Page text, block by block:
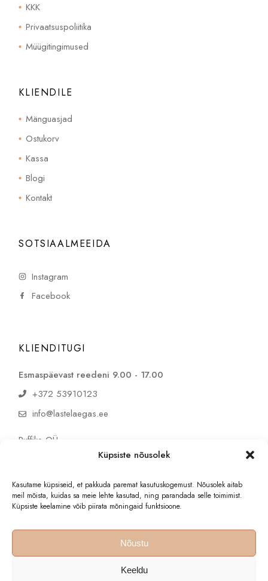
Küpsiste nõusolek
Kasutame küpsiseid, et pakkuda paremat kasutuskogemust. Nõusolek aitab
meil mõista, kuidas sa meie lehte kasutad, ning parandada selle toimimist.
Küpsiste keelamine võib piirata mõningaid funktsioone.
Nõustu
Keeldu
KKK
Privaatsuspoliitika
Müügitingimused
KLIENDILE
Mänguasjad
Ostukorv
Kassa
Blogi
Kontakt
SOTSIAALMEEIDA
Instagram
Facebook
KLIENDITUGI
Esmaspäevast reedeni 9.00 - 17.00
+372 53910123
info@lastelaegas.ee
Puffike OÜ